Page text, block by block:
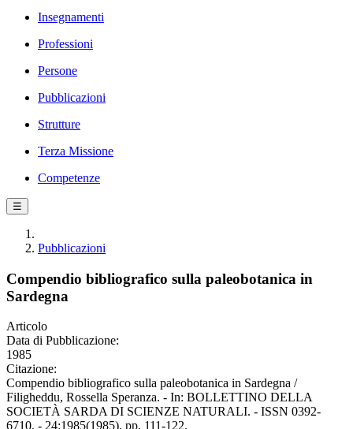
Insegnamenti
Professioni
Persone
Pubblicazioni
Strutture
Terza Missione
Competenze
☰
Pubblicazioni
Compendio bibliografico sulla paleobotanica in
Sardegna
Articolo
Data di Pubblicazione:
1985
Citazione:
Compendio bibliografico sulla paleobotanica in Sardegna /
Filigheddu, Rossella Speranza. - In: BOLLETTINO DELLA
SOCIETÀ SARDA DI SCIENZE NATURALI. - ISSN 0392-
6710. - 24:1985(1985), pp. 111-122.